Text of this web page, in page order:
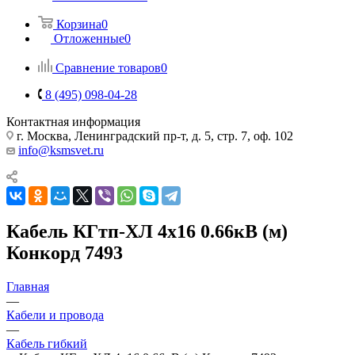
Корзина0
Отложенные0
Сравнение товаров0
8 (495) 098-04-28
Контактная информация
г. Москва, Ленинградский пр-т, д. 5, стр. 7, оф. 102
info@ksmsvet.ru
Кабель КГтп-ХЛ 4х16 0.66кВ (м)
Конкорд 7493
Главная
—
Кабели и провода
—
Кабель гибкий